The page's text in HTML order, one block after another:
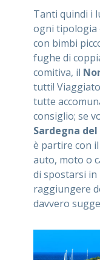
Tanti quindi i
ogni tipologia
con bimbi
fughe di
comitiva, il
tutti!
tutte
consiglio; se
Sardegna
è partire con
auto, moto o
di spostarsi in
raggiungere
davvero